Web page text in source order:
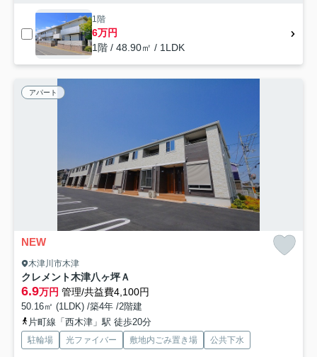
1階
6万円
1階 / 48.90㎡ / 1LDK
アパート
NEW
木津川市木津
クレメント木津八ヶ坪Ａ
6.9万円 管理/共益費4,100円
50.16㎡ (1LDK) /築4年 /2階建
片町線「西木津」駅 徒歩20分
駐輪場 光ファイバー 敷地内ごみ置き場 公共下水